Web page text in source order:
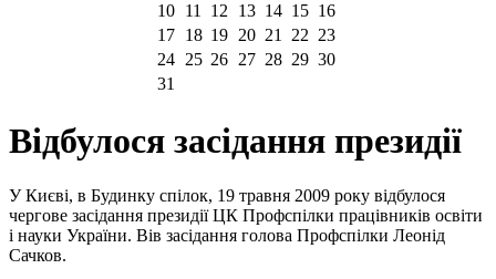
10
11 12 13 14 15 16
17
18 19 20 21 22 23
24
25 26 27 28 29 30
31
Відбулося засідання президії
У Києві, в Будинку спілок, 19 травня 2009 року відбулося
чергове засідання президії ЦК Профспілки працівників освіти
і науки України. Вів засідання голова Профспілки Леонід
Сачков.